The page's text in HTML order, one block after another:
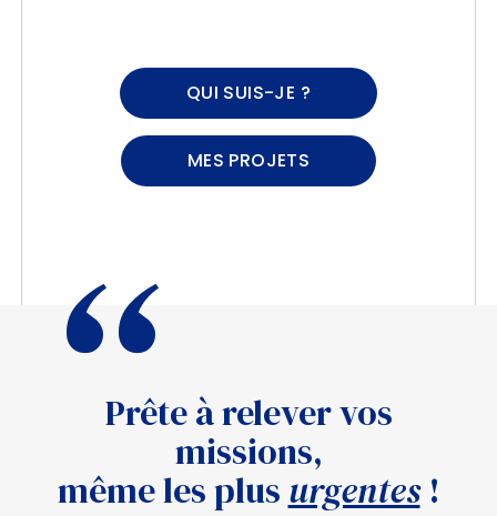
QUI SUIS-JE ?
MES PROJETS
Prête à relever vos
missions,
même les plus urgentes!